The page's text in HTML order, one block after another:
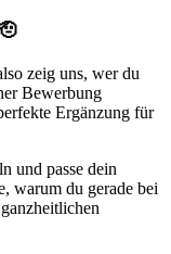
zeig uns, wer du
Bewerbung
Ergänzung für
und passe dein
warum du gerade bei